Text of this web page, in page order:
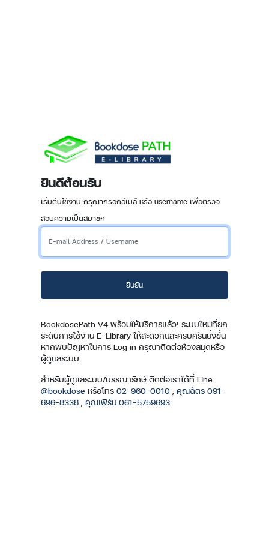
ยินดีต้อนรับ
เริ่มต้นใช้งาน กรุณากรอกอีเมล์ หรือ username เพื่อตรวจ
สอบความเป็นสมาชิก
ยืนยัน
BookdosePath V4 พร้อมให้บริการแล้ว! ระบบใหม่ที่ยก
ระดับการใช้งาน E-Library ให้สะดวกและครบครันยิ่งขึ้น
หากพบปัญหาในการ Log in กรุณาติดต่อห้องสมุดหรือ
ผู้ดูแลระบบ
สำหรับผู้ดูแลระบบ/บรรณารักษ์ ติดต่อเราได้ที่ Line
@bookdose หรือโทร 02-960-0010 , คุณฉัตร 091-
696-8338 , คุณเฟิร์น 061-5759693